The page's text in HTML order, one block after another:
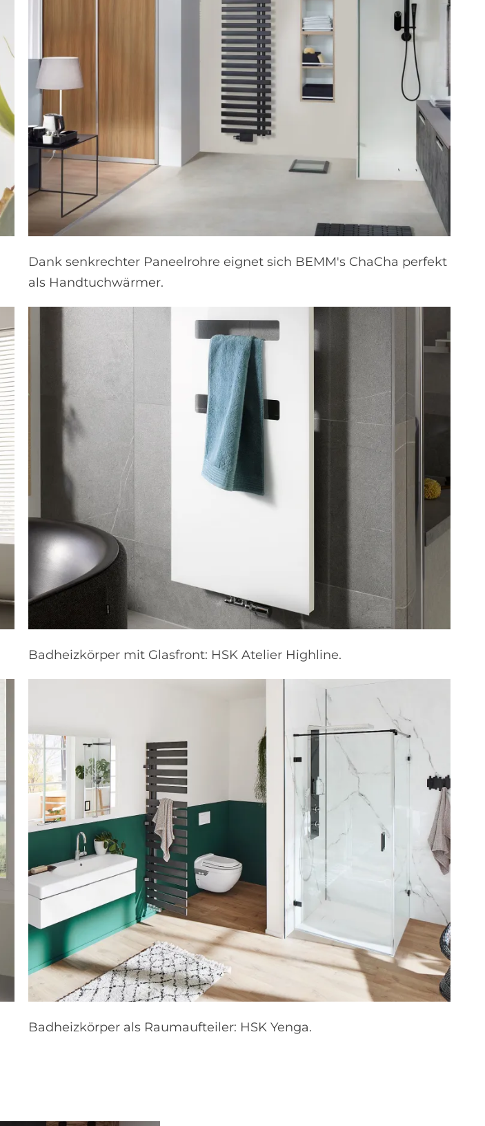
Dank senkrechter Paneelrohre eignet sich BEMM's ChaCha perfekt
als Handtuchwärmer.
Badheizkörper mit Glasfront: HSK Atelier Highline.
Badheizkörper als Raumaufteiler: HSK Yenga.